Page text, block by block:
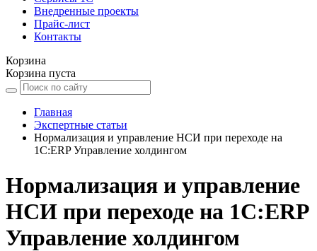
Внедренные проекты
Прайс-лист
Контакты
Корзина
Корзина пуста
Главная
Экспертные статьи
Нормализация и управление НСИ при переходе на
1С:ERP Управление холдингом
Нормализация и управление
НСИ при переходе на 1С:ERP
Управление холдингом